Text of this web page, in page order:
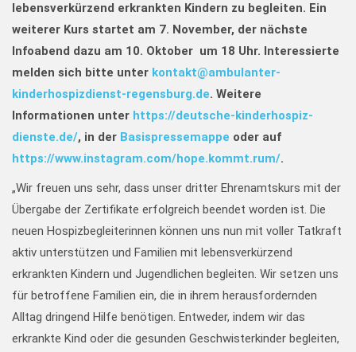
lebensverkürzend erkrankten Kindern zu begleiten. Ein
weiterer Kurs startet am 7. November, der nächste
Infoabend dazu am 10. Oktober um 18 Uhr. Interessierte
melden sich bitte unter kontakt@ambulanter-
kinderhospizdienst-regensburg.de. Weitere
Informationen unter https://deutsche-kinderhospiz-
dienste.de/, in der Basispressemappe oder auf
https://www.instagram.com/hope.kommt.rum/.
„Wir freuen uns sehr, dass unser dritter Ehrenamtskurs mit der
Übergabe der Zertifikate erfolgreich beendet worden ist. Die
neuen Hospizbegleiterinnen können uns nun mit voller Tatkraft
aktiv unterstützen und Familien mit lebensverkürzend
erkrankten Kindern und Jugendlichen begleiten. Wir setzen uns
für betroffene Familien ein, die in ihrem herausfordernden
Alltag dringend Hilfe benötigen. Entweder, indem wir das
erkrankte Kind oder die gesunden Geschwisterkinder begleiten,